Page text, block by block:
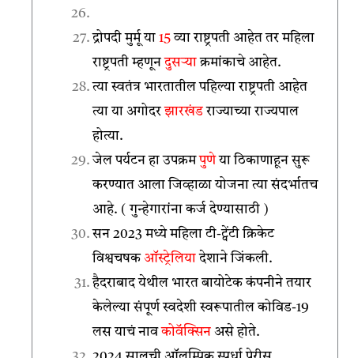
द्रोपदी मुर्मू या 15व्या राष्ट्रपती आहेत तर महिला
राष्ट्रपती म्हणूनदुसऱ्याक्रमांकाचे आहेत.
त्या स्वतंत्र भारतातील पहिल्या राष्ट्रपती आहेत
त्या या अगोदरझारखंडराज्याच्या राज्यपाल
होत्या.
जेल पर्यटन हा उपक्रमपुणेया ठिकाणाहून सुरू
करण्यात आला जिव्हाळा योजना त्या संदर्भातच
आहे. ( गुन्हेगारांना कर्ज देण्यासाठी )
सन 2023 मध्ये महिला टी-ट्वेंटी क्रिकेट
विश्वचषकऑस्ट्रेलियादेशाने जिंकली.
हैदराबाद येथील भारत बायोटेक कंपनीने तयार
केलेल्या संपूर्ण स्वदेशी स्वरूपातील कोविड-19
लस याचं नावकोवॅक्सिन असे होते.